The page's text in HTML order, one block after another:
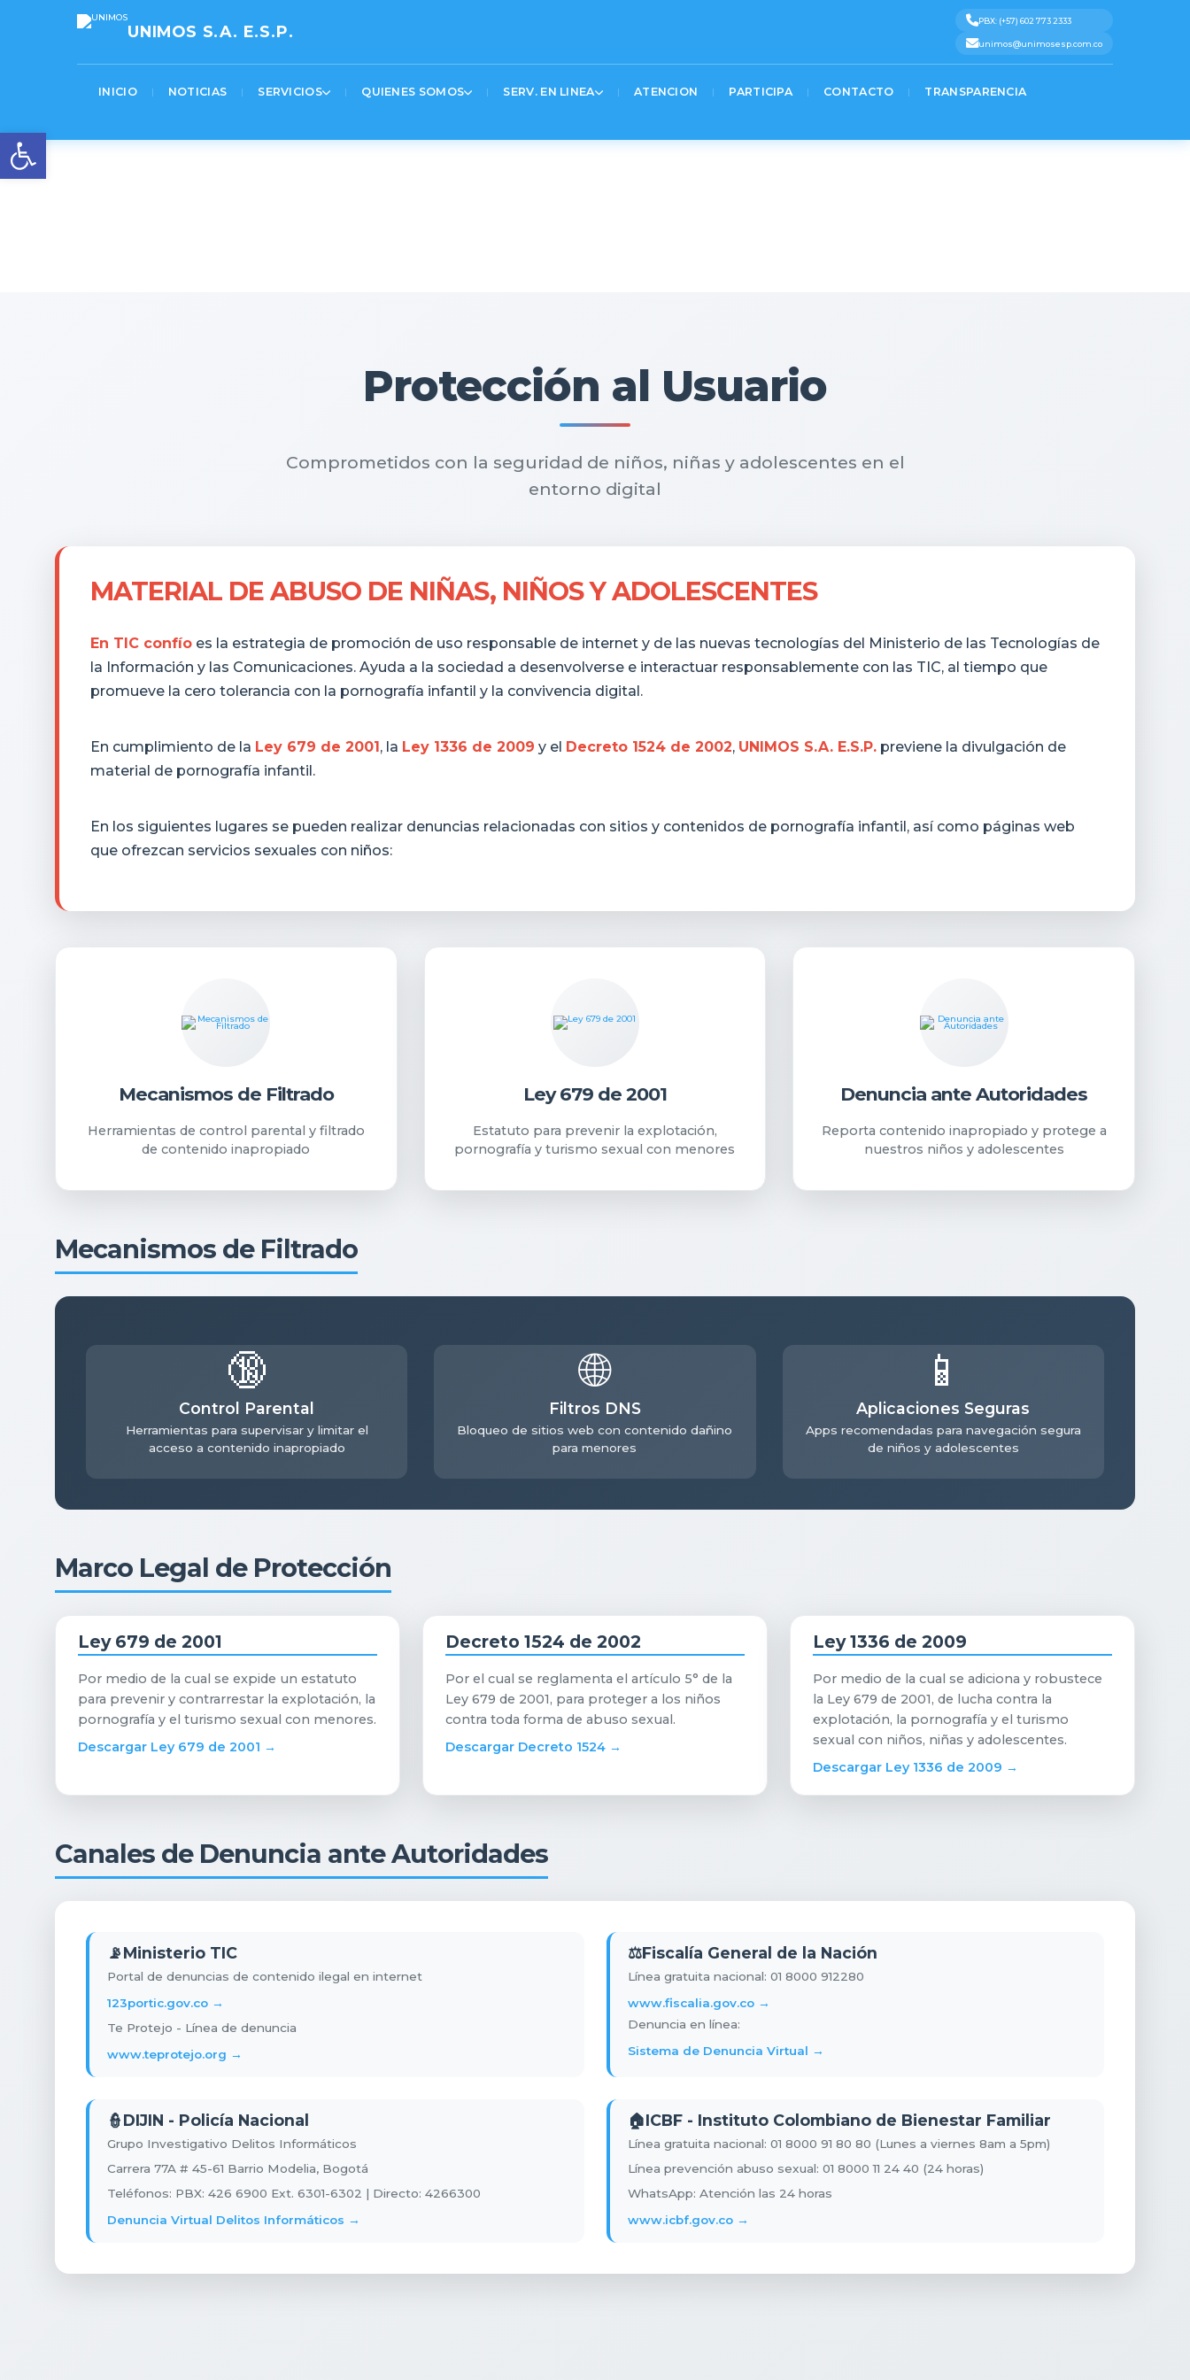
UNIMOS S.A. E.S.P.
PBX: (+57) 602 773 2333
unimos@unimosesp.com.co
INICIO NOTICIAS SERVICIOS QUIENES SOMOS SERV. EN LINEA ATENCION PARTICIPA CONTACTO TRANSPARENCIA
Protección al Usuario
Comprometidos con la seguridad de niños, niñas y adolescentes en el
entorno digital
MATERIAL DE ABUSO DE NIÑAS, NIÑOS Y ADOLESCENTES
En TIC confío es la estrategia de promoción de uso responsable de internet y de las nuevas tecnologías del Ministerio de las Tecnologías de
la Información y las Comunicaciones. Ayuda a la sociedad a desenvolverse e interactuar responsablemente con las TIC, al tiempo que
promueve la cero tolerancia con la pornografía infantil y la convivencia digital.
En cumplimiento de la Ley 679 de 2001, la Ley 1336 de 2009 y el Decreto 1524 de 2002, UNIMOS S.A. E.S.P. previene la divulgación de
material de pornografía infantil.
En los siguientes lugares se pueden realizar denuncias relacionadas con sitios y contenidos de pornografía infantil, así como páginas web
que ofrezcan servicios sexuales con niños:
Mecanismos de Filtrado
Herramientas de control parental y filtrado
de contenido inapropiado
Ley 679 de 2001
Estatuto para prevenir la explotación,
pornografía y turismo sexual con menores
Denuncia ante Autoridades
Reporta contenido inapropiado y protege a
nuestros niños y adolescentes
Mecanismos de Filtrado
🔞
Control Parental
Herramientas para supervisar y limitar el
acceso a contenido inapropiado
🌐
Filtros DNS
Bloqueo de sitios web con contenido dañino
para menores
📱
Aplicaciones Seguras
Apps recomendadas para navegación segura
de niños y adolescentes
Marco Legal de Protección
Ley 679 de 2001
Por medio de la cual se expide un estatuto
para prevenir y contrarrestar la explotación, la
pornografía y el turismo sexual con menores.
Descargar Ley 679 de 2001 →
Decreto 1524 de 2002
Por el cual se reglamenta el artículo 5° de la
Ley 679 de 2001, para proteger a los niños
contra toda forma de abuso sexual.
Descargar Decreto 1524 →
Ley 1336 de 2009
Por medio de la cual se adiciona y robustece
la Ley 679 de 2001, de lucha contra la
explotación, la pornografía y el turismo
sexual con niños, niñas y adolescentes.
Descargar Ley 1336 de 2009 →
Canales de Denuncia ante Autoridades
📡Ministerio TIC
Portal de denuncias de contenido ilegal en internet
123portic.gov.co →
Te Protejo - Línea de denuncia
www.teprotejo.org →
⚖️Fiscalía General de la Nación
Línea gratuita nacional: 01 8000 912280
www.fiscalia.gov.co →
Denuncia en línea:
Sistema de Denuncia Virtual →
👮DIJIN - Policía Nacional
Grupo Investigativo Delitos Informáticos
Carrera 77A # 45-61 Barrio Modelia, Bogotá
Teléfonos: PBX: 426 6900 Ext. 6301-6302 | Directo: 4266300
Denuncia Virtual Delitos Informáticos →
🏠ICBF - Instituto Colombiano de Bienestar Familiar
Línea gratuita nacional: 01 8000 91 80 80 (Lunes a viernes 8am a 5pm)
Línea prevención abuso sexual: 01 8000 11 24 40 (24 horas)
WhatsApp: Atención las 24 horas
www.icbf.gov.co →
Abrir barra de herramientas